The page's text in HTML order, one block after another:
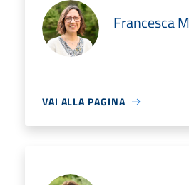
Francesca
VAI ALLA PAGINA